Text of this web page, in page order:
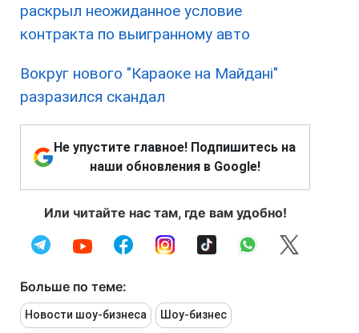
раскрыл неожиданное условие
контракта по выигранному авто
Вокруг нового "Караоке на Майдані"
разразился скандал
Не упустите главное! Подпишитесь на
наши обновления в Google!
Или читайте нас там, где вам удобно!
Больше по теме:
Новости шоу-бизнеса Шоу-бизнес